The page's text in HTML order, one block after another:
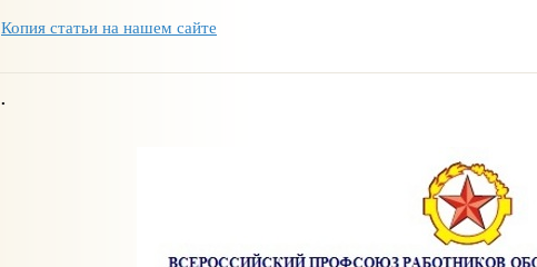
Копия статьи на нашем сайте
.